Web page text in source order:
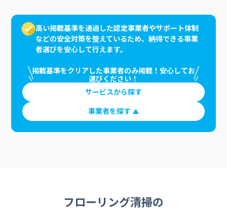
高い掲載基準を通過した認定事業者やサポート体制
などの安全対策を整えているため、納得できる事業
者選びを安心して行えます。
掲載基準をクリアした事業者のみ掲載！安心してお
選びください！
サービスから探す
事業者を探す
フローリング清掃の